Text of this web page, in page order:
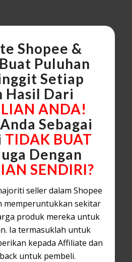
Shopee &
Puluhan
Setiap
Hasil Dari
ANDA!
Sebagai
TIDAK BUAT
Dengan
SENDIRI?
seller dalam Shopee
memperuntukkan sekitar
produk mereka untuk
Ia termasuklah untuk
kepada Affiliate dan
untuk pembeli.